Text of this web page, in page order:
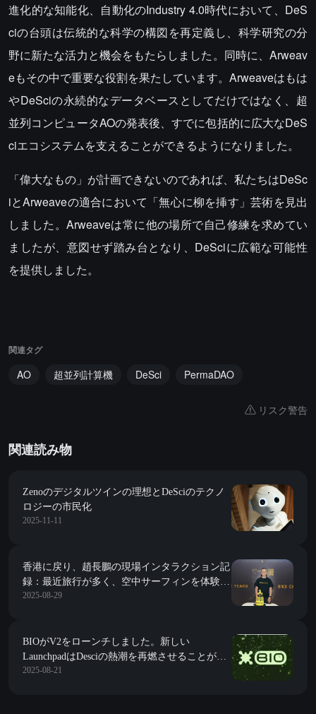
進化的な知能化、自動化のIndustry 4.0時代において、DeS
ciの台頭は伝統的な科学の構図を再定義し、科学研究の分
野に新たな活力と機会をもたらしました。同時に、Arweav
eもその中で重要な役割を果たしています。Arweaveはもは
やDeSciの永続的なデータベースとしてだけではなく、超
並列コンピュータAOの発表後、すでに包括的に広大なDeS
ciエコシステムを支えることができるようになりました。
「偉大なもの」が計画できないのであれば、私たちはDeSc
iとArweaveの適合において「無心に柳を挿す」芸術を見出
しました。Arweaveは常に他の場所で自己修練を求めてい
ましたが、意図せず踏み台となり、DeSciに広範な可能性
を提供しました。
関連タグ
AO 超並列計算機 DeSci PermaDAO
リスク警告
関連読み物
Zenoのデジタルツインの理想とDeSciのテクノ
ロジーの市民化
2025-11-11
香港に戻り、趙長鵬の現場インタラクション記
録：最近旅行が多く、空中サーフィンを体験す
るのが好きで、主にRWA、コンプライアンス、
2025-08-29
BIOがV2をローンチしました。新しい
LaunchpadはDesciの熱潮を再燃させることがで
きるのでしょうか？
2025-08-21